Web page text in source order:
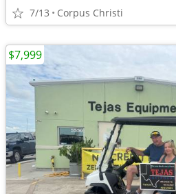
7/13 Corpus Christi
$7,999